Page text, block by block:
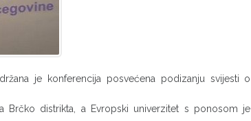
je konferencija posvećena podizanju svijesti o
Brčko distrikta, a Evropski univerzitet s ponosom je